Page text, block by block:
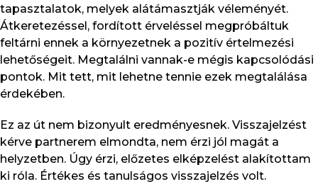
tapasztalatok, melyek alátámasztják véleményét.
Átkeretezéssel, fordított érveléssel megpróbáltuk
feltárni ennek a környezetnek a pozitív értelmezési
lehetőségeit. Megtalálni vannak-e mégis kapcsolódási
pontok. Mit tett, mit lehetne tennie ezek megtalálása
érdekében.
Ez az út nem bizonyult eredményesnek. Visszajelzést
kérve partnerem elmondta, nem érzi jól magát a
helyzetben. Úgy érzi, előzetes elképzelést alakítottam
ki róla. Értékes és tanulságos visszajelzés volt.